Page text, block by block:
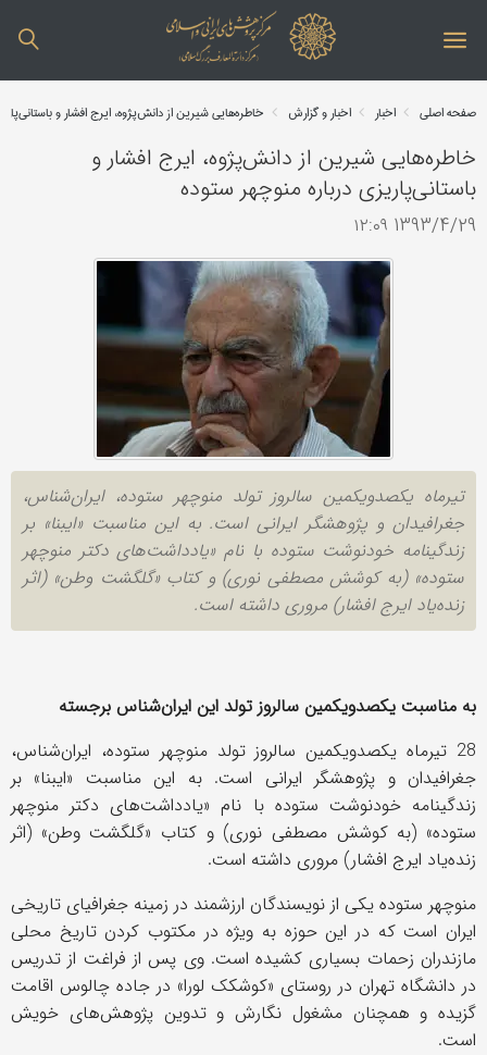
صفحه اصلی اخبار اخبار و گزارش خاطره‌هایی شیرین از دانش‌پژوه، ایرج افشار و
خاطره‌هایی شیرین از دانش‌پژوه، ایرج افشار و
باستانی‌پاریزی درباره منوچهر ستوده
1393/4/29 ۱۲:۰۹
تیرماه یکصدویکمین سالروز تولد منوچهر ستوده، ایران‌شناس،
جغرافیدان و پژوهشگر ایرانی است. به این مناسبت «ایبنا» بر
زندگینامه خودنوشت ستوده با نام «یادداشت‌های دکتر منوچهر
ستوده» (به کوشش مصطفی نوری) و کتاب «گلگشت وطن» (اثر
زنده‌یاد ایرج افشار) مروری داشته‌ است.
به مناسبت یکصدویکمین سالروز تولد این ایران‌شناس برجسته
28 تیرماه یکصدویکمین سالروز تولد منوچهر ستوده، ایران‌شناس،
جغرافیدان و پژوهشگر ایرانی است. به این مناسبت «ایبنا» بر
زندگینامه خودنوشت ستوده با نام «یادداشت‌های دکتر منوچهر
ستوده» (به کوشش مصطفی نوری) و کتاب «گلگشت وطن» (اثر
زنده‌یاد ایرج افشار) مروری داشته‌ است.
منوچهر ستوده یکی از نویسندگان ارزشمند در زمینه جغرافیای تاریخی
ایران است که در این حوزه به ویژه در مکتوب کردن تاریخ محلی
مازندران زحمات بسیاری کشیده است. وی پس از فراغت از تدریس
در دانشگاه تهران در روستای «کوشکک لورا» در جاده چالوس اقامت
گزیده و همچنان مشغول نگارش و تدوین پژوهش‌های خویش
است.